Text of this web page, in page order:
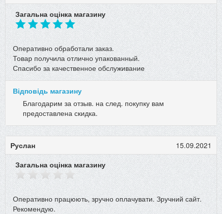
Загальна оцінка магазину
Оперативно обработали заказ.
Товар получила отлично упакованный.
Спасибо за качественное обслуживание
Відповідь магазину
Благодарим за отзыв. на след. покупку вам
предоставлена скидка.
Руслан
15.09.2021
Загальна оцінка магазину
Оперативно працюють, зручно оплачувати. Зручний сайт.
Рекомендую.